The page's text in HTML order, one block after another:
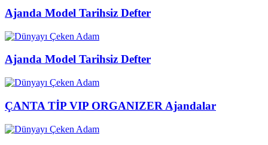
Ajanda Model Tarihsiz Defter
Ajanda Model Tarihsiz Defter
ÇANTA TİP VIP ORGANIZER Ajandalar